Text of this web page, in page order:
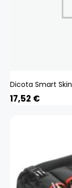
Dicota Smart
17,52 €